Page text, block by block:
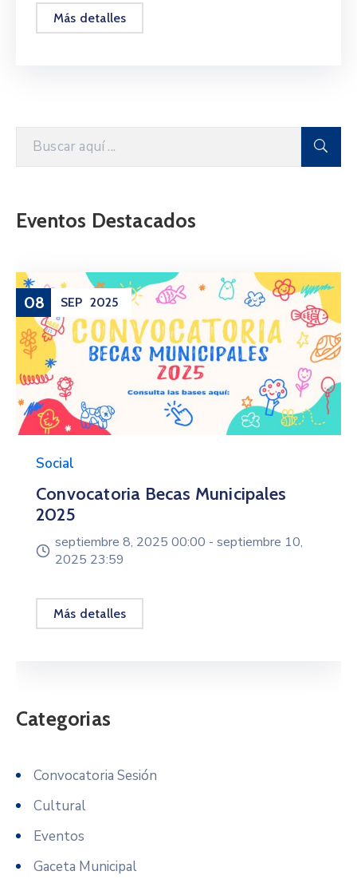
Más detalles
Eventos Destacados
08 SEP 2025
Social
Convocatoria Becas Municipales
2025
septiembre 8, 2025 00:00 - septiembre 10,
2025 23:59
Más detalles
Categorias
Convocatoria Sesión
Cultural
Eventos
Gaceta Municipal